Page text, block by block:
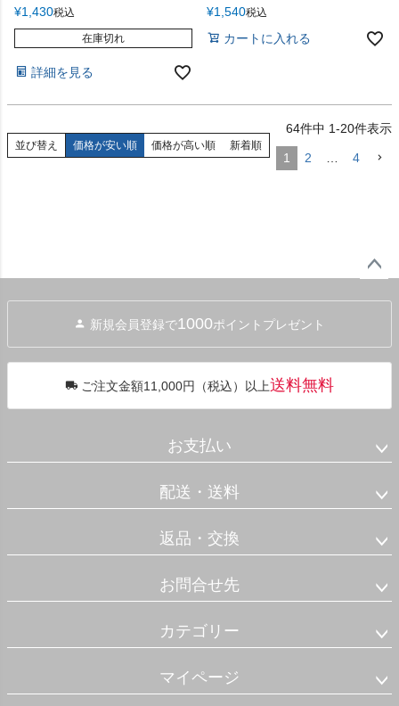
¥1,430税込
在庫切れ
詳細を見る
¥1,540税込
カートに入れる
並び替え 価格が安い順 価格が高い順 新着順
64件中 1-20件表示
1 2 4
へ
新規会員登録で1000ポイントプレゼント
ご注文金額11,000円（税込）以上送料無料
お支払い
配送・送料
返品・交換
お問合せ先
カテゴリー
マイページ